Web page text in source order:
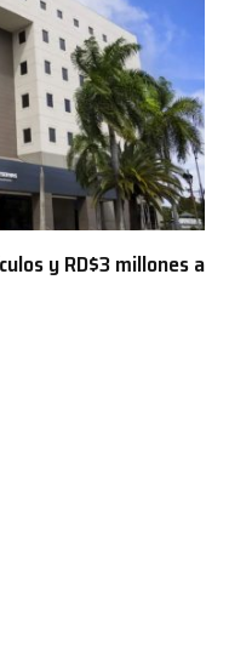
y RD$3 millones a